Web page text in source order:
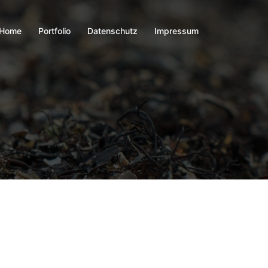
Portfolio Datenschutz Impressum